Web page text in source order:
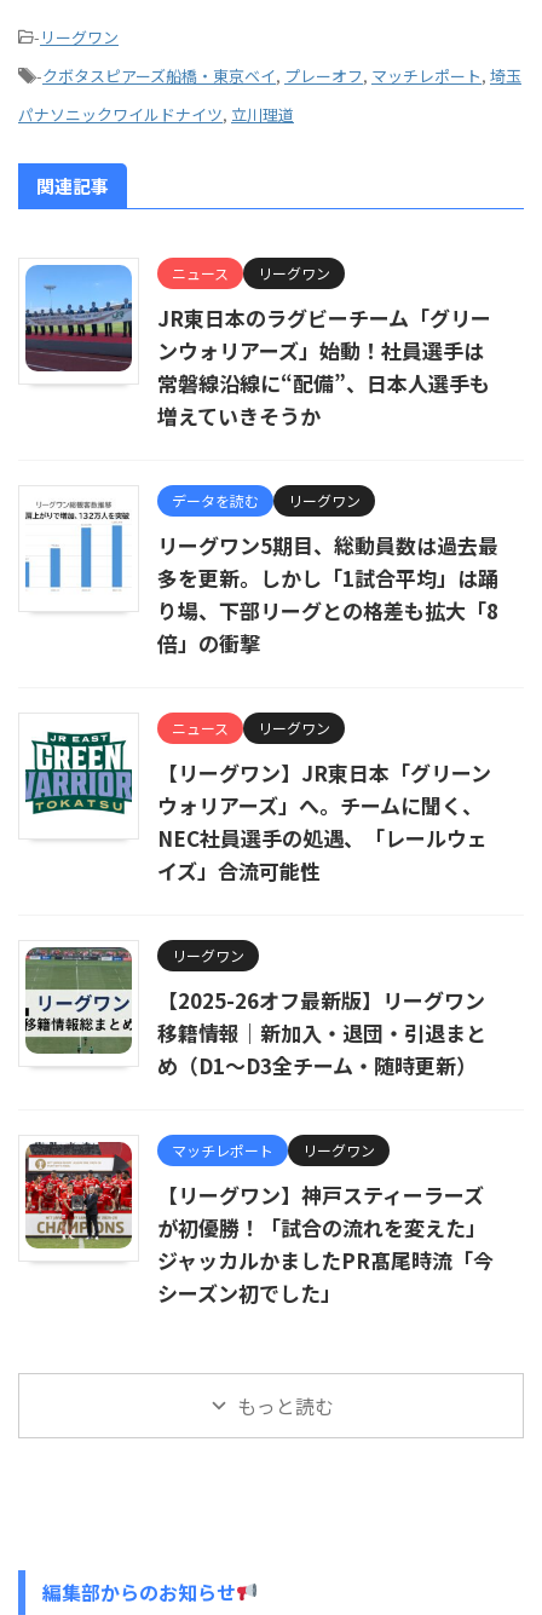
- リーグワン
-クボタスピアーズ船橋・東京ベイ, プレーオフ, マッチレポート, 埼玉
パナソニックワイルドナイツ, 立川理道
関連記事
ニュース リーグワン
JR東日本のラグビーチーム「グリー
ンウォリアーズ」始動！社員選手は
常磐線沿線に“配備”、日本人選手も
増えていきそうか
データを読む リーグワン
リーグワン5期目、総動員数は過去最
多を更新。しかし「1試合平均」は踊
り場、下部リーグとの格差も拡大「8
倍」の衝撃
ニュース リーグワン
【リーグワン】JR東日本「グリーン
ウォリアーズ」へ。チームに聞く、
NEC社員選手の処遇、「レールウェ
イズ」合流可能性
リーグワン
【2025-26オフ最新版】リーグワン
移籍情報｜新加入・退団・引退まと
め（D1〜D3全チーム・随時更新）
マッチレポート リーグワン
【リーグワン】神戸スティーラーズ
が初優勝！「試合の流れを変えた」
ジャッカルかましたPR髙尾時流「今
シーズン初でした」
もっと読む
編集部からのお知らせ